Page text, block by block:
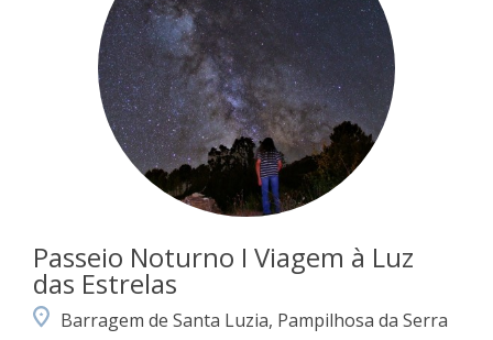
Passeio Noturno I Viagem à Luz
das Estrelas
Barragem de Santa Luzia, Pampilhosa da Serra